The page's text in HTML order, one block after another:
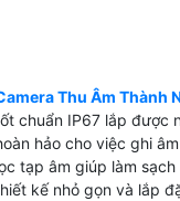
động ổn định
rõ ràng sắc
nắng mặt trời và
ngoài trời này là
ghi lại mọi hoạt
sản phẩm chất
Thu Âm Thành
chuẩn IP67 lắp được
hảo cho việc ghi
tạp âm giúp làm
kế nhỏ gọn và lắp